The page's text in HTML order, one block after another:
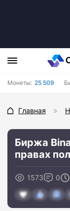
Монеты: 25 509
Главная
Биржа
правах
1573 0